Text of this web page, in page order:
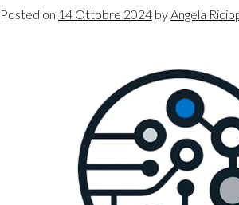
Posted on 14 Ottobre 2024 byAngela